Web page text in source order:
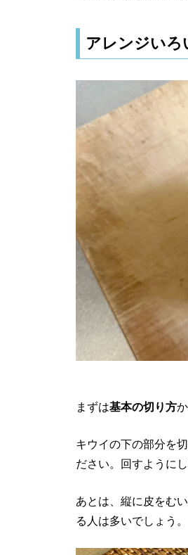
アレンジい
まずは基本の切り方か
キウイの下の部分を
ださい。回すようにし
あとは、縦に皮をむ
る人は多いでしょう。